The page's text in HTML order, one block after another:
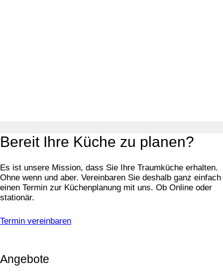
Bereit Ihre Küche zu planen?
Es ist unsere Mission, dass Sie Ihre Traumküche erhalten.
Ohne wenn und aber. Vereinbaren Sie deshalb ganz einfach
einen Termin zur Küchenplanung mit uns. Ob Online oder
stationär.
Termin vereinbaren
Angebote